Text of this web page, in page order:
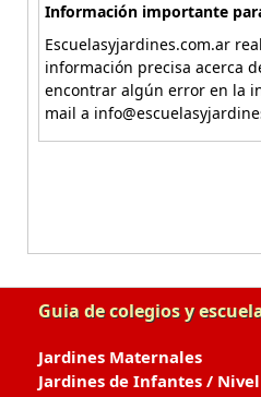
Información importante
Escuelasyjardines.com.ar
información precisa acerca
encontrar algún error en la
mail a
Guia de colegios y
Jardines Maternales
Jardines de Infantes /